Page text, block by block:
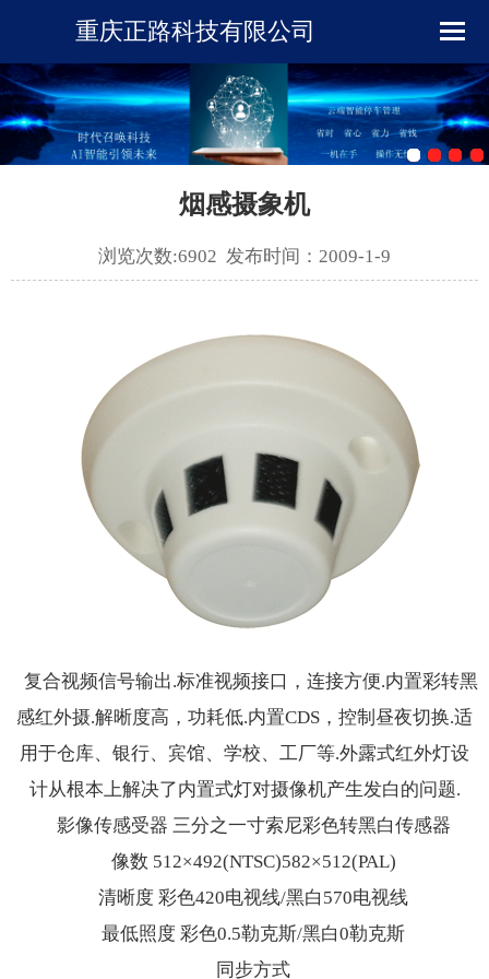
企业简介
产品展示
工程案例
在线留言
人才招聘
重庆正路科技有限公司
烟感摄象机
浏览次数:6902 发布时间：2009-1-9
复合视频信号输出.标准视频接口，连接方便.内置彩转黑
感红外摄.解晰度高，功耗低.内置CDS，控制昼夜切换.适
用于仓库、银行、宾馆、学校、工厂等.外露式红外灯设
计从根本上解决了内置式灯对摄像机产生发白的问题.
影像传感受器 三分之一寸索尼彩色转黑白传感器
像数 512×492(NTSC)582×512(PAL)
清晰度 彩色420电视线/黑白570电视线
最低照度 彩色0.5勒克斯/黑白0勒克斯
同步方式